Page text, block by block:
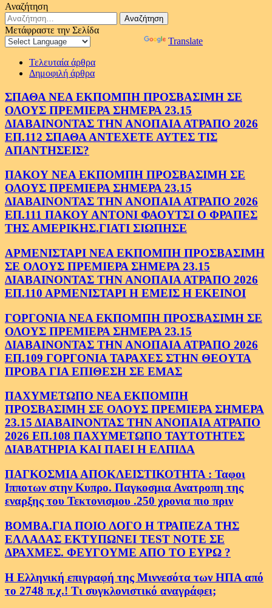
Αναζήτηση
Αναζήτηση
για:
Μετάφραστε την Σελίδα
Translate
Τελευταία άρθρα
Δημοφιλή άρθρα
ΣΠΑΘΑ ΝΕΑ ΕΚΠΟΜΠΗ ΠΡΟΣΒΑΣΙΜΗ ΣΕ
ΟΛΟΥΣ ΠΡΕΜΙΕΡΑ ΣΗΜΕΡΑ 23.15
ΔΙΑΒΑΙΝΟΝΤΑΣ ΤΗΝ ΑΝΟΠΑΙΑ ΑΤΡΑΠΟ 2026
ΕΠ.112 ΣΠΑΘΑ ΑΝΤΕΧΕΤΕ ΑΥΤΕΣ ΤΙΣ
ΑΠΑΝΤΗΣΕΙΣ?
ΠΑΚΟΥ ΝΕΑ ΕΚΠΟΜΠΗ ΠΡΟΣΒΑΣΙΜΗ ΣΕ
ΟΛΟΥΣ ΠΡΕΜΙΕΡΑ ΣΗΜΕΡΑ 23.15
ΔΙΑΒΑΙΝΟΝΤΑΣ ΤΗΝ ΑΝΟΠΑΙΑ ΑΤΡΑΠΟ 2026
ΕΠ.111 ΠΑΚΟΥ ΑΝΤΟΝΙ ΦΑΟΥΤΣΙ Ο ΦΡΑΠΕΣ
ΤΗΣ ΑΜΕΡΙΚΗΣ.ΓΙΑΤΙ ΣΙΩΠΗΣΕ
ΑΡΜΕΝΙΣΤΑΡΙ ΝΕΑ ΕΚΠΟΜΠΗ ΠΡΟΣΒΑΣΙΜΗ
ΣΕ ΟΛΟΥΣ ΠΡΕΜΙΕΡΑ ΣΗΜΕΡΑ 23.15
ΔΙΑΒΑΙΝΟΝΤΑΣ ΤΗΝ ΑΝΟΠΑΙΑ ΑΤΡΑΠΟ 2026
ΕΠ.110 ΑΡΜΕΝΙΣΤΑΡΙ Η ΕΜΕΙΣ Η ΕΚΕΙΝΟΙ
ΓΟΡΓΟΝΙΑ ΝΕΑ ΕΚΠΟΜΠΗ ΠΡΟΣΒΑΣΙΜΗ ΣΕ
ΟΛΟΥΣ ΠΡΕΜΙΕΡΑ ΣΗΜΕΡΑ 23.15
ΔΙΑΒΑΙΝΟΝΤΑΣ ΤΗΝ ΑΝΟΠΑΙΑ ΑΤΡΑΠΟ 2026
ΕΠ.109 ΓΟΡΓΟΝΙΑ ΤΑΡΑΧΕΣ ΣΤΗΝ ΘΕΟΥΤΑ
ΠΡΟΒΑ ΓΙΑ ΕΠΙΘΕΣΗ ΣΕ ΕΜΑΣ
ΠΑΧΥΜΕΤΩΠΟ ΝΕΑ ΕΚΠΟΜΠΗ
ΠΡΟΣΒΑΣΙΜΗ ΣΕ ΟΛΟΥΣ ΠΡΕΜΙΕΡΑ ΣΗΜΕΡΑ
23.15 ΔΙΑΒΑΙΝΟΝΤΑΣ ΤΗΝ ΑΝΟΠΑΙΑ ΑΤΡΑΠΟ
2026 ΕΠ.108 ΠΑΧΥΜΕΤΩΠΟ ΤΑΥΤΟΤΗΤΕΣ
ΔΙΑΒΑΤΗΡΙΑ ΚΑΙ ΠΑΕΙ Η ΕΛΠΙΔΑ
ΠΑΓΚΟΣΜΙΑ ΑΠΟΚΛΕΙΣΤΙΚΟΤΗΤΑ : Ταφοι
Ιπποτων στην Κυπρο. Παγκοσμια Ανατροπη της
εναρξης του Τεκτονισμου .250 χρονια πιο πριν
ΒΟΜΒΑ.ΓΙΑ ΠΟΙΟ ΛΟΓΟ Η ΤΡΑΠΕΖΑ ΤΗΣ
ΕΛΛΑΔΑΣ ΕΚΤΥΠΩΝΕΙ TEST NOTE ΣΕ
ΔΡΑΧΜΕΣ. ΦΕΥΓΟΥΜΕ ΑΠΟ ΤΟ ΕΥΡΩ ?
Η Ελληνική επιγραφή της Μιννεσότα των ΗΠΑ από
το 2748 π.χ.! Τι συγκλονιστικό αναγράφει;